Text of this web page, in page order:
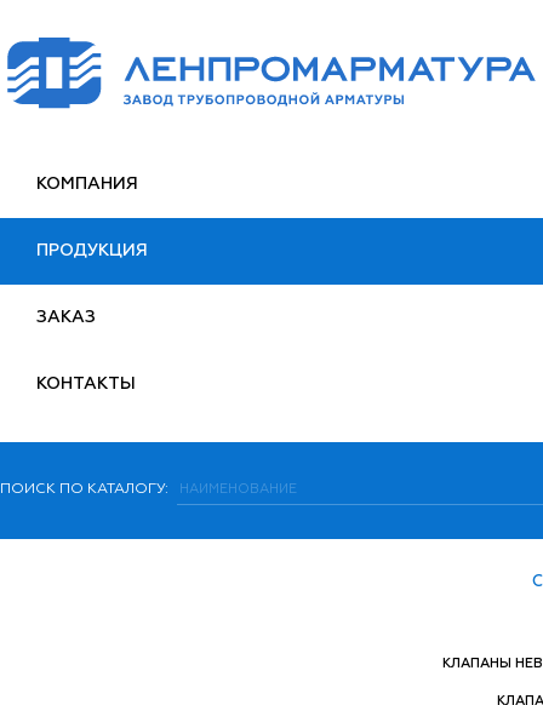
КОМПАНИЯ
ПРОДУКЦИЯ
ЗАКАЗ
КОНТАКТЫ
ПОИСК ПО КАТАЛОГУ:
КЛАПАНЫ